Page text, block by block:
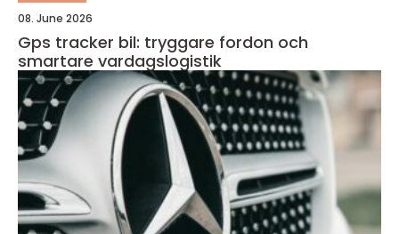
08. June 2026
Gps tracker bil: tryggare fordon och
smartare vardagslogistik